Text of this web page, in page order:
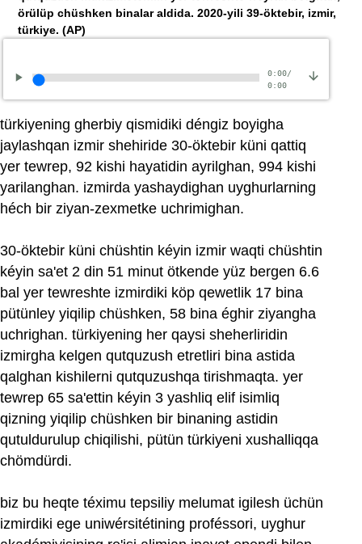
örülüp chüshken binalar aldida. 2020-yili 39-öktebir, izmir,
türkiye.(AP)
0:00/
0:00
türkiyening gherbiy qismidiki déngiz boyigha
jaylashqan izmir shehiride 30-öktebir küni qattiq
yer tewrep, 92 kishi hayatidin ayrilghan, 994 kishi
yarilanghan. izmirda yashaydighan uyghurlarning
héch bir ziyan-zexmetke uchrimighan.
30-öktebir küni chüshtin kéyin izmir waqti chüshtin
kéyin sa'et 2 din 51 minut ötkende yüz bergen 6.6
bal yer tewreshte izmirdiki köp qewetlik 17 bina
pütünley yiqilip chüshken, 58 bina éghir ziyangha
uchrighan. türkiyening her qaysi sheherliridin
izmirgha kelgen qutquzush etretliri bina astida
qalghan kishilerni qutquzushqa tirishmaqta. yer
tewrep 65 sa'ettin kéyin 3 yashliq elif isimliq
qizning yiqilip chüshken bir binaning astidin
qutuldurulup chiqilishi, pütün türkiyeni xushalliqqa
chömdürdi.
biz bu heqte téximu tepsiliy melumat igilesh üchün
izmirdiki ege uniwérsitétining proféssori, uyghur